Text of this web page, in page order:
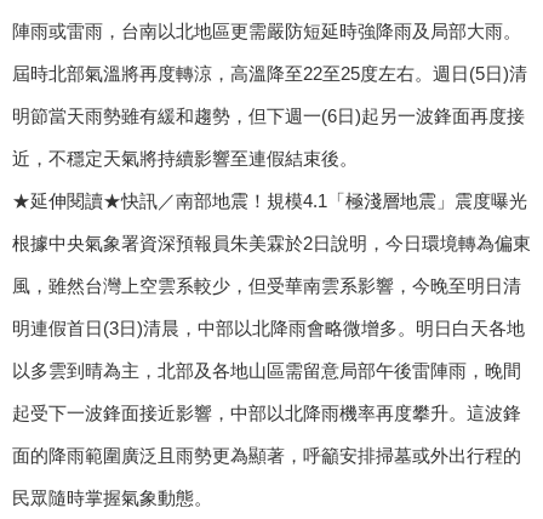
陣雨或雷雨，台南以北地區更需嚴防短延時強降雨及局部大雨。
屆時北部氣溫將再度轉涼，高溫降至22至25度左右。週日(5日)清
明節當天雨勢雖有緩和趨勢，但下週一(6日)起另一波鋒面再度接
近，不穩定天氣將持續影響至連假結束後。
★延伸閱讀★快訊／南部地震！規模4.1「極淺層地震」震度曝光
根據中央氣象署資深預報員朱美霖於2日說明，今日環境轉為偏東
風，雖然台灣上空雲系較少，但受華南雲系影響，今晚至明日清
明連假首日(3日)清晨，中部以北降雨會略微增多。明日白天各地
以多雲到晴為主，北部及各地山區需留意局部午後雷陣雨，晚間
起受下一波鋒面接近影響，中部以北降雨機率再度攀升。這波鋒
面的降雨範圍廣泛且雨勢更為顯著，呼籲安排掃墓或外出行程的
民眾隨時掌握氣象動態。